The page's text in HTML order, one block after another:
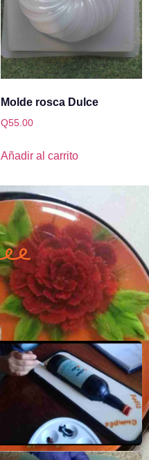
Molde rosca Dulce
Q55.00
Añadir al carrito